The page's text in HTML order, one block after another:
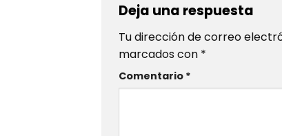
Deja una respuesta
Tu dirección de correo
marcados con *
Comentario *